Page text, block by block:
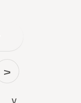
>
V